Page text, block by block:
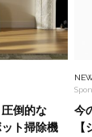
2026.5.13
年も早くも【大
垢抜ける〈最旬
倒的な
ット掃除機
今